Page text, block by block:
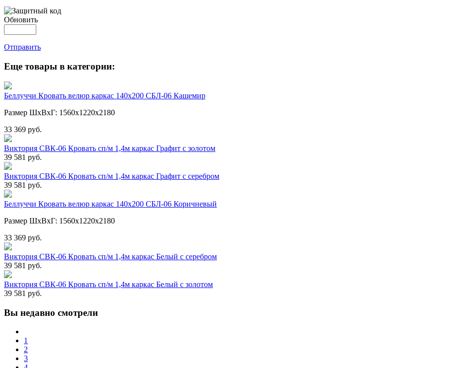
Обновить
Отправить
Еще товары в категории:
Беллуччи Кровать велюр каркас 140х200 СБЛ-06 Кашемир
Размер ШхВхГ: 1560х1220х2180
33 369 руб.
Виктория СВК-06 Кровать сп/м 1,4м каркас Графит с золотом
39 581 руб.
Виктория СВК-06 Кровать сп/м 1,4м каркас Графит с серебром
39 581 руб.
Беллуччи Кровать велюр каркас 140х200 СБЛ-06 Коричневый
Размер ШхВхГ: 1560х1220х2180
33 369 руб.
Виктория СВК-06 Кровать сп/м 1,4м каркас Белый с серебром
39 581 руб.
Виктория СВК-06 Кровать сп/м 1,4м каркас Белый с золотом
39 581 руб.
Вы недавно смотрели
1
2
3